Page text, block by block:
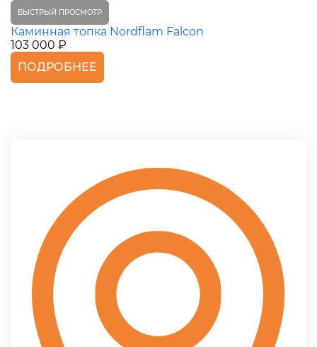
БЫСТРЫЙ ПРОСМОТР
Каминная топка Nordflam Falcon
103 000 ₽
ПОДРОБНЕЕ